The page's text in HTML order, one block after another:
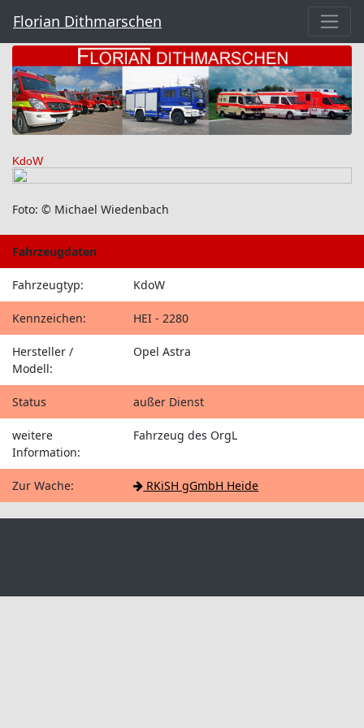
Florian Dithmarschen
KdoW
Foto: © Michael Wiedenbach
Fahrzeugdaten
Fahrzeugtyp: KdoW
Kennzeichen: HEI - 2280
Hersteller /
Modell:
Opel Astra
Status außer Dienst
weitere
Information:
Fahrzeug des OrgL
Zur Wache: RKiSH gGmbH Heide